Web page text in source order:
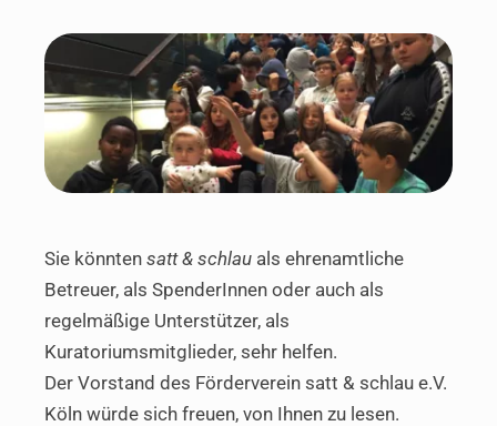
Kuratorium des Fördervereins
Projekt
Presse
Sie könnten satt & schlau als ehrenamtliche
Betreuer, als SpenderInnen oder auch als
regelmäßige Unterstützer, als
Kuratoriumsmitglieder, sehr helfen.
Der Vorstand des Förderverein satt & schlau e.V.
Köln würde sich freuen, von Ihnen zu lesen.